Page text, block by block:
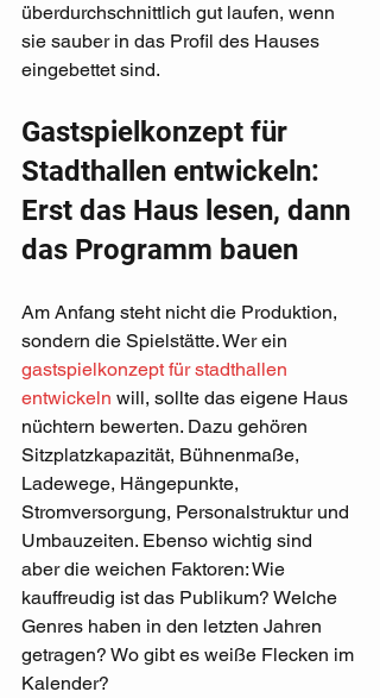
überdurchschnittlich gut laufen, wenn
sie sauber in das Profil des Hauses
eingebettet sind.
Gastspielkonzept für
Stadthallen entwickeln:
Erst das Haus lesen, dann
das Programm bauen
Am Anfang steht nicht die Produktion,
sondern die Spielstätte. Wer ein
gastspielkonzept für stadthallen
entwickeln will, sollte das eigene Haus
nüchtern bewerten. Dazu gehören
Sitzplatzkapazität, Bühnenmaße,
Ladewege, Hängepunkte,
Stromversorgung, Personalstruktur und
Umbauzeiten. Ebenso wichtig sind
aber die weichen Faktoren: Wie
kauffreudig ist das Publikum? Welche
Genres haben in den letzten Jahren
getragen? Wo gibt es weiße Flecken im
Kalender?